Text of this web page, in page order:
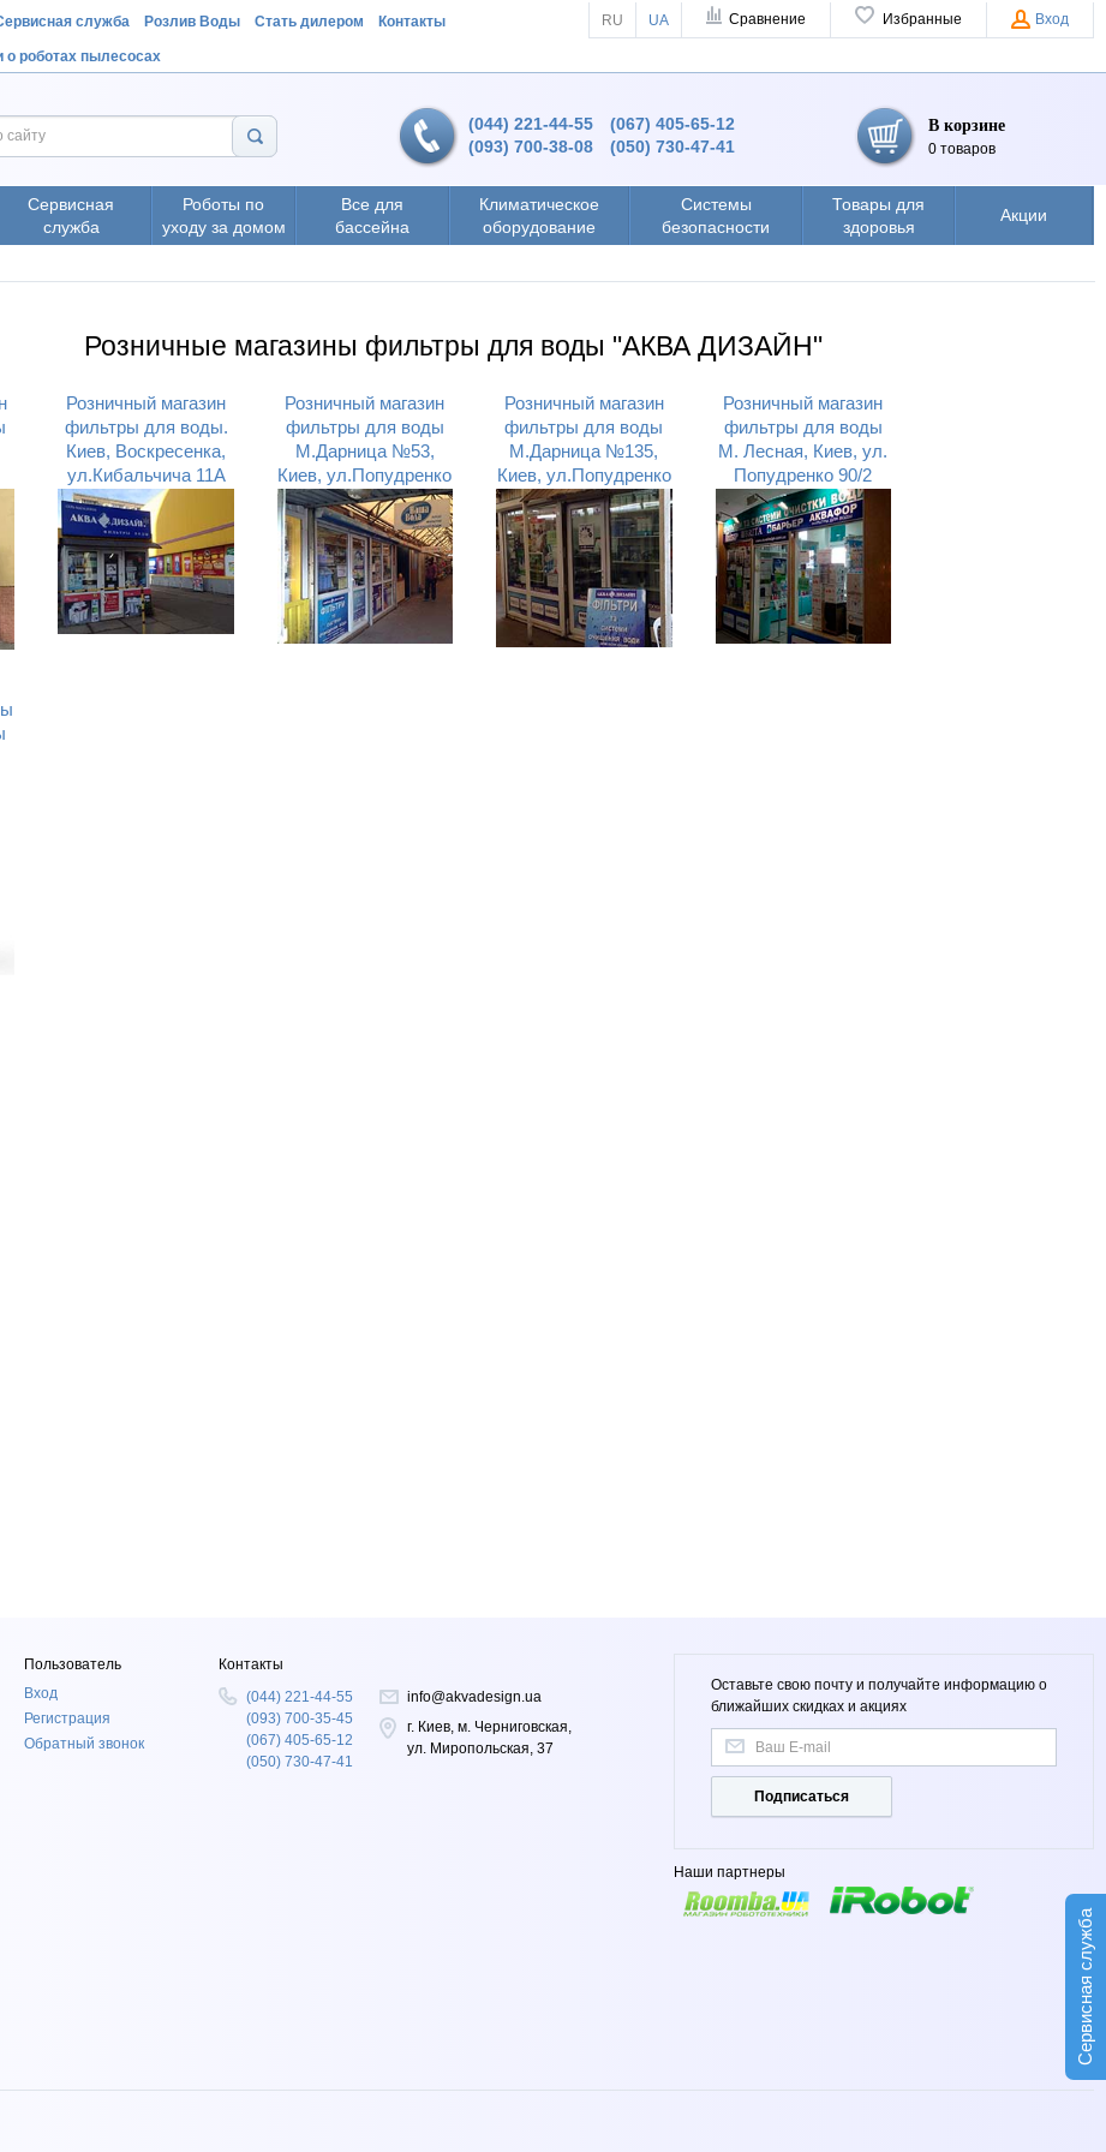
Сервисная служба
служба Розлив Воды Стать дилером Контакты
о роботах пылесосах
RU UA Сравнение Избранные Вход
(044) 221-44-55
(093) 700-38-08
(067) 405-65-12
(050) 730-47-41
В корзине
0 товаров
Сервисная
служба
Роботы по
уходу за домом
Все для
бассейна
Климатическое
оборудование
Системы
безопасности
Товары для
здоровья
Акции
Розничные магазины фильтры для воды "АКВА ДИЗАЙН"
Розничный магазин
фильтры для воды.
Киев, Воскресенка,
ул.Кибальчича 11А
Розничный магазин
фильтры для воды
М.Дарница №53,
Киев, ул.Попудренко
9г
Розничный магазин
фильтры для воды
М.Дарница №135,
Киев, ул.Попудренко
9г
Розничный магазин
фильтры для воды
М. Лесная, Киев, ул.
Попудренко 90/2
(Лесной массив)
Пользователь
Вход
Регистрация
Обратный звонок
Контакты
(044) 221-44-55
(093) 700-35-45
(067) 405-65-12
(050) 730-47-41
info@akvadesign.ua
г. Киев, м. Черниговская,
ул. Миропольская, 37
Оставьте свою почту и получайте информацию о
ближайших скидках и акциях
Подписаться
Наши партнеры